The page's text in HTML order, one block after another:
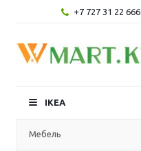
+7 727 31 22 666
IKEA
Мебель